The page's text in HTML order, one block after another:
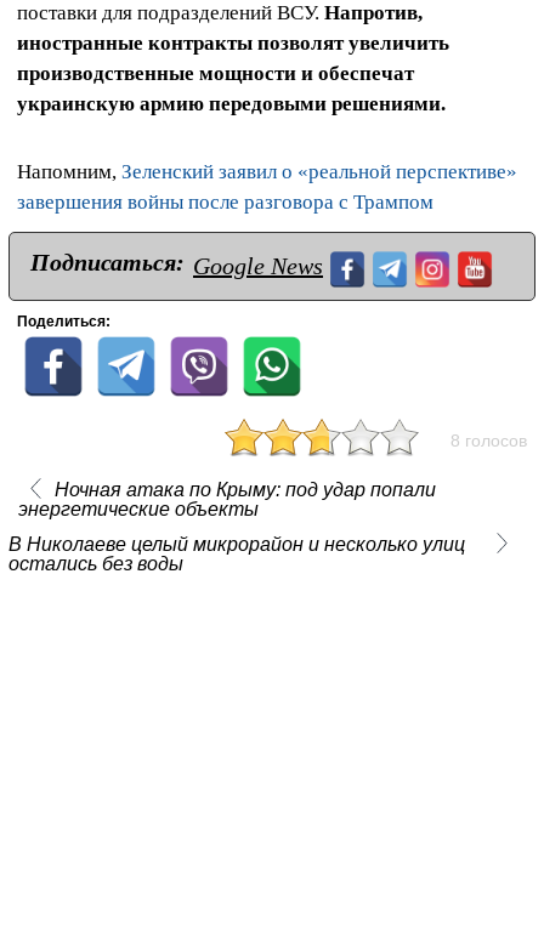
поставки для подразделений ВСУ. Напротив,
иностранные контракты позволят увеличить
производственные мощности и обеспечат
украинскую армию передовыми решениями.
Напомним, Зеленский заявил о «реальной перспективе»
завершения войны после разговора с Трампом
Подписаться: Google News
Поделиться:
8 голосов
Ночная атака по Крыму: под удар попали
энергетические объекты
В Николаеве целый микрорайон и несколько улиц
остались без воды